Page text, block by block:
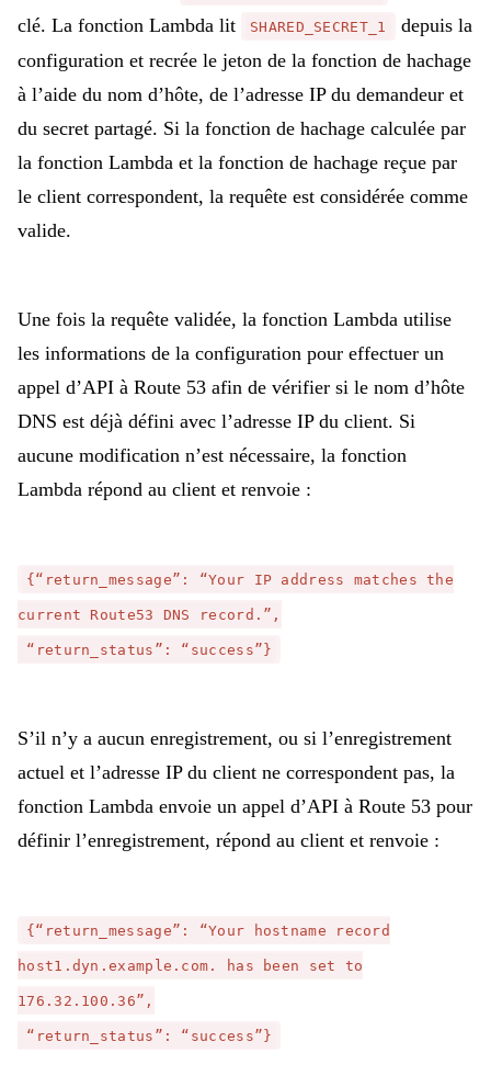
clé. La fonction Lambda lit
SHARED_SECRET_1
depuis la
configuration et recrée le jeton de la fonction de hachage
à l’aide du nom d’hôte, de l’adresse IP du demandeur et
du secret partagé. Si la fonction de hachage calculée par
la fonction Lambda et la fonction de hachage reçue par
le client correspondent, la requête est considérée comme
valide.
Une fois la requête validée, la fonction Lambda utilise
les informations de la configuration pour effectuer un
appel d’API à Route 53 afin de vérifier si le nom d’hôte
DNS est déjà défini avec l’adresse IP du client. Si
aucune modification n’est nécessaire, la fonction
Lambda répond au client et renvoie :
{“return_message”: “Your IP address matches the
current Route53 DNS record.”,
“return_status”: “success”}
S’il n’y a aucun enregistrement, ou si l’enregistrement
actuel et l’adresse IP du client ne correspondent pas, la
fonction Lambda envoie un appel d’API à Route 53 pour
définir l’enregistrement, répond au client et renvoie :
{“return_message”: “Your hostname record
host1.dyn.example.com. has been set to
176.32.100.36”,
“return_status”: “success”}